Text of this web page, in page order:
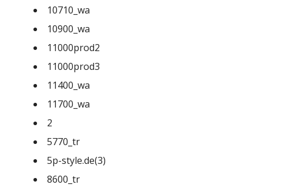
10710_wa
10900_wa
11000prod2
11000prod3
11400_wa
11700_wa
2
5770_tr
5p-style.de(3)
8600_tr